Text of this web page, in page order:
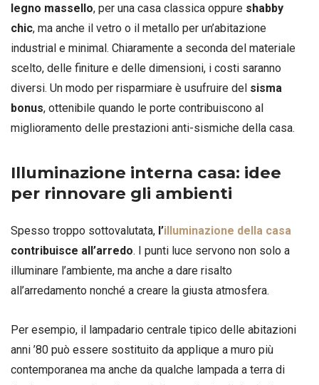
legno massello, per una casa classica oppure shabby
chic, ma anche il vetro o il metallo per un’abitazione
industrial e minimal. Chiaramente a seconda del materiale
scelto, delle finiture e delle dimensioni, i costi saranno
diversi. Un modo per risparmiare è usufruire del sisma
bonus, ottenibile quando le porte contribuiscono al
miglioramento delle prestazioni anti-sismiche della casa.
Illuminazione interna casa: idee
per rinnovare gli ambienti
Spesso troppo sottovalutata, l’illuminazione della casa
contribuisce all’arredo. I punti luce servono non solo a
illuminare l’ambiente, ma anche a dare risalto
all’arredamento nonché a creare la giusta atmosfera.
Per esempio, il lampadario centrale tipico delle abitazioni
anni ’80 può essere sostituito da applique a muro più
contemporanea ma anche da qualche lampada a terra di